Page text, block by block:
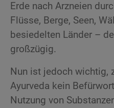
Erde nach Arzneien
Flüsse, Berge, Seen,
besiedelten Länder –
großzügig.
Nun ist jedoch wichtig,
Ayurveda kein
Nutzung von